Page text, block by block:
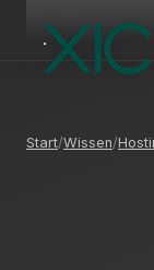
Start Wissen